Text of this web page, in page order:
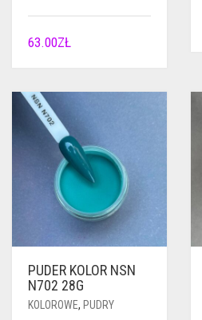
63.00ZŁ
PUDER KOLOR NSN
N702 28G
KOLOROWE, PUDRY